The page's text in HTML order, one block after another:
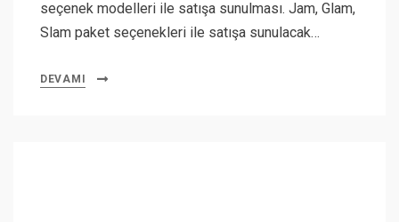
seçenek modelleri ile satışa sunulması. Jam, Glam,
Slam paket seçenekleri ile satışa sunulacak…
DEVAMI